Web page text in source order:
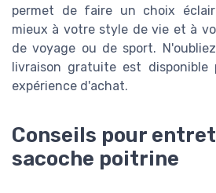
permet de faire un choix
mieux à votre style de vie et à
de voyage ou de sport.
livraison gratuite est disponible
expérience d'achat.
Conseils pour
sacoche poitrine